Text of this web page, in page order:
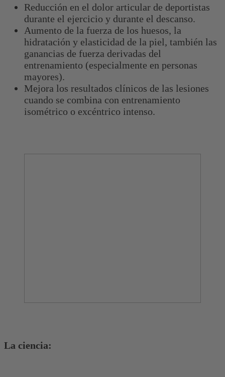
Reducción en el dolor articular de deportistas
durante el ejercicio y durante el descanso.
Aumento de la fuerza de los huesos, la
hidratación y elasticidad de la piel, también las
ganancias de fuerza derivadas del
entrenamiento (especialmente en personas
mayores).
Mejora los resultados clínicos de las lesiones
cuando se combina con entrenamiento
isométrico o excéntrico intenso.
La ciencia: